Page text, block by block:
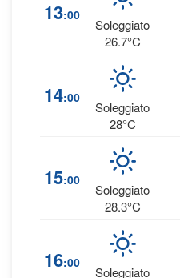
13:00
Soleggiato
26.7°C
14:00
Soleggiato
28°C
15:00
Soleggiato
28.3°C
16:00
Soleggiato